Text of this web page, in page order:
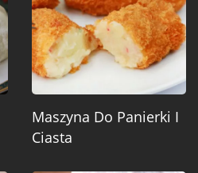
Maszyna Do Panierki I
Ciasta